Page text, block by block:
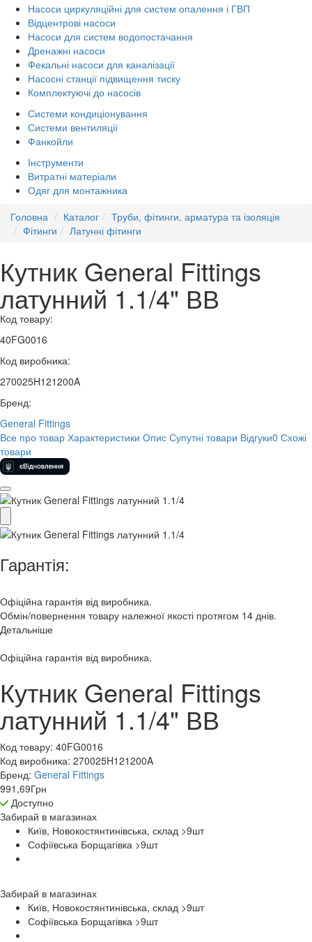
Насоси циркуляційні для систем опалення і ГВП
Відцентрові насоси
Насоси для систем водопостачання
Дренажні насоси
Фекальні насоси для каналізації
Насосні станції підвищення тиску
Комплектуючі до насосів
Системи кондиціонування
Системи вентиляції
Фанкойли
Інструменти
Витратні матеріали
Одяг для монтажника
Головна
Каталог
Труби, фітинги, арматура та ізоляція
Фітинги
Латунні фітинги
Кутник General Fittings
латунний 1.1/4" ВВ
Код товару:
40FG0016
Код виробника:
270025H121200A
Бренд:
General Fittings
Все про товар Характеристики Опис Супутні товари Відгуки0 Схожі
товари
Гарантія:
Офіційна гарантія від виробника.
Обмін/повернення товару належної якості протягом 14 днів.
Детальніше
Офіційна гарантія від виробника.
Кутник General Fittings
латунний 1.1/4" ВВ
Код товару: 40FG0016
Код виробника: 270025H121200A
Бренд: General Fittings
991,69Грн
Доступно
Забирай в магазинах
Київ, Новокостянтинівська, склад >9шт
Софіївська Борщагівка >9шт
Забирай в магазинах
Київ, Новокостянтинівська, склад >9шт
Софіївська Борщагівка >9шт